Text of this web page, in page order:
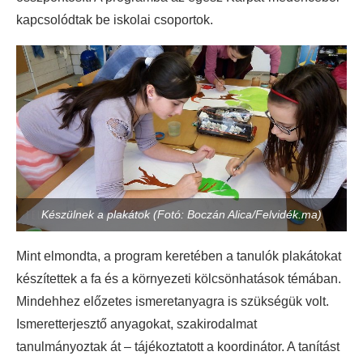
kapcsolódtak be iskolai csoportok.
Készülnek a plakátok (Fotó: Boczán Alica/Felvidék.ma)
Mint elmondta, a program keretében a tanulók plakátokat
készítettek a fa és a környezeti kölcsönhatások témában.
Mindehhez előzetes ismeretanyagra is szükségük volt.
Ismeretterjesztő anyagokat, szakirodalmat
tanulmányoztak át – tájékoztatott a koordinátor. A tanítást